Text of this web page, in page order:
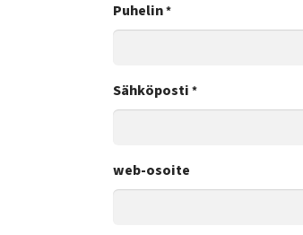
Puhelin*
Sähköposti *
web-osoite